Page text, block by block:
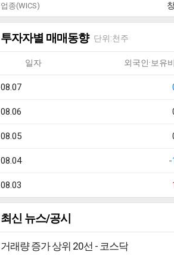
업종(WICS)
투자자별 매매동향 단위:천주
일자 외국인·보유
08.07
08.06
08.05
08.04 -
08.03
최신 뉴스/공시
거래량 증가 상위 20선 - 코스닥